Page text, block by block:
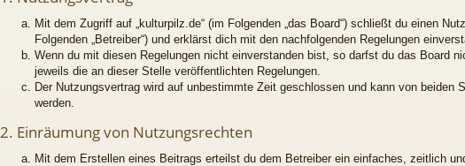
Mit dem Zugriff auf „kulturpilz.de“ (im Folgenden „das Board“) schließt du einen
Folgenden „Betreiber“) und erklärst dich mit den nachfolgenden Regelungen
Wenn du mit diesen Regelungen nicht einverstanden bist, so darfst du das Board
jeweils die an dieser Stelle veröffentlichten Regelungen.
Der Nutzungsvertrag wird auf unbestimmte Zeit geschlossen und kann von beiden
werden.
2. Einräumung von Nutzungsrechten
Mit dem Erstellen eines Beitrags erteilst du dem Betreiber ein einfaches, zeitlich